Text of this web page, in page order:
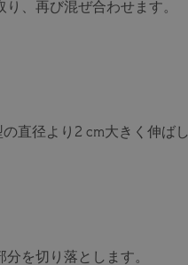
、再び混ぜ合わせます。
直径より2 cm大きく伸ば
を切り落とします。